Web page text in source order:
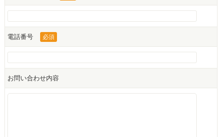
電話番号 必須
お問い合わせ内容